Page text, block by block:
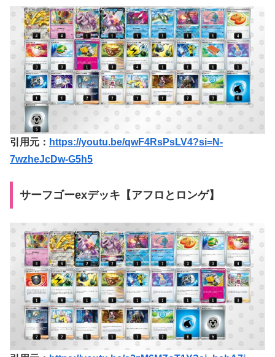
引用元： https://youtu.be/qwF4RsPsLV4?si=N-
7wzheJcDw-G5h5
サーフゴーexデッキ【アフロとロンゲ】